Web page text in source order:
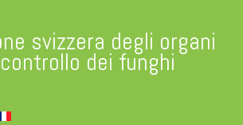
svizzera degli organi
dei funghi